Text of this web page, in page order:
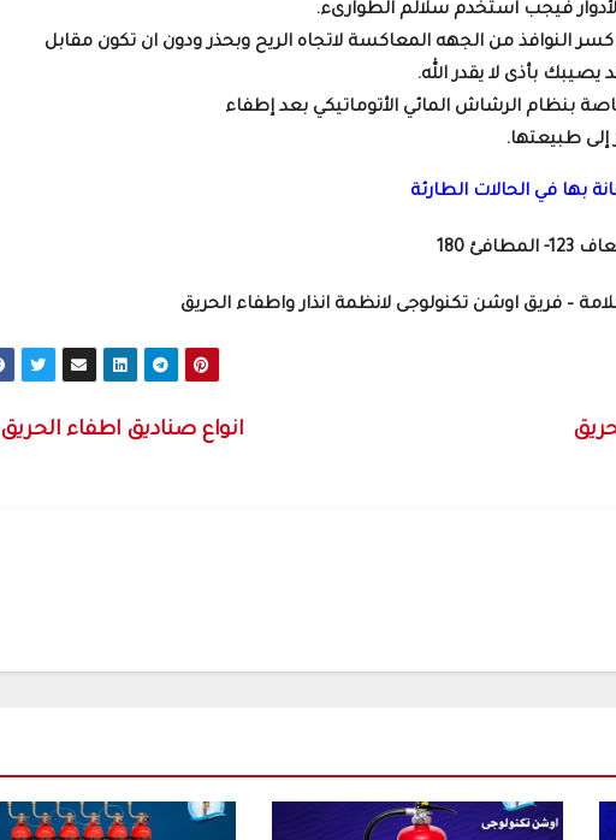
فيجب استخدم سلالم الطوارىء.
كسر النوافذ من الجهه المعاكسة لاتجاه الريح وبحذر ودون ان تكون مقابل
يصيبك بأذى لا يقدر الله.
بنظام الرشاش المائي الأتوماتيكي بعد إطفاء
إلى طبيعتها.
بها في الحالات الطارئة
– فريق اوشن تكنولوجى لانظمة انذار واطفاء الحريق
انواع صناديق اطفاء الحريق